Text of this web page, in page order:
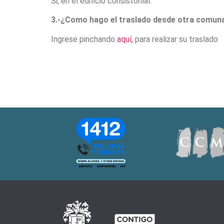
3.-¿Como hago el traslado desde otra
Ingrese pinchando aquí, para realizar su traslado